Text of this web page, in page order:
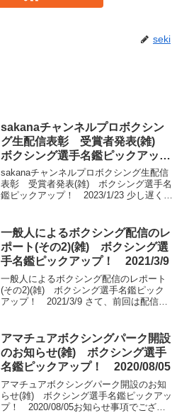
seki
sakanaチャンネルプロボクシン
グ生配信表彰 受賞者発表(雑)
ボクシング選手名鑑ピックアッ
プ！ 2023/1/23
sakanaチャンネルプロボクシング生配信
表彰 受賞者発表(雑) ボクシング選手名
鑑ピックアップ！ 2023/1/23 少し遅くな
プロボクシング生配信表彰今...
一般人によるボクシング配信のレ
ポート(その2)(雑) ボクシング選
手名鑑ピックアップ！ 2021/3/9
一般人によるボクシング配信のレポート
(その2)(雑) ボクシング選手名鑑ピック
アップ！ 2021/3/9 さて、前回は配信を
せていただきました。今回はその次…
Youtu...
アマチュアボクシングパーク開設
のお知らせ(雑) ボクシング選手
名鑑ピックアップ！ 2020/08/05
アマチュアボクシングパーク開設のお知
らせ(雑) ボクシング選手名鑑ピックアッ
プ！ 2020/08/05お知らせ事項でござい